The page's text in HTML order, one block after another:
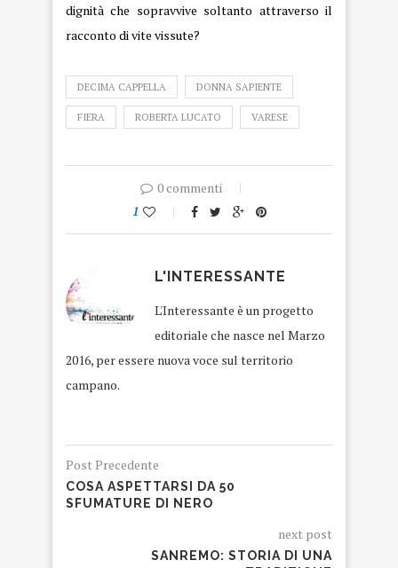
dignità che sopravvive soltanto attraverso il
racconto di vite vissute?
DECIMA CAPPELLA DONNA SAPIENTE
FIERA ROBERTA LUCATO VARESE
0 commenti
1
L'INTERESSANTE
L'Interessante è un progetto
editoriale che nasce nel Marzo
2016, per essere nuova voce sul territorio
campano.
Post Precedente
COSA ASPETTARSI DA 50
SFUMATURE DI NERO
next post
SANREMO: STORIA DI UNA